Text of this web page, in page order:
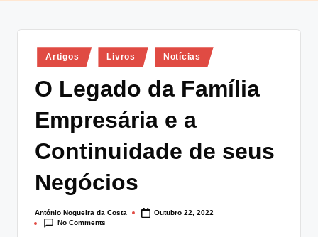
Posted
in
Artigos Livros Notícias
O Legado da Família
Empresária e a
Continuidade de seus
Negócios
Posted
by
António Nogueira da Costa
Outubro 22, 2022
No Comments